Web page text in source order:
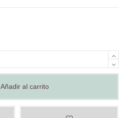
Añadir al carrito